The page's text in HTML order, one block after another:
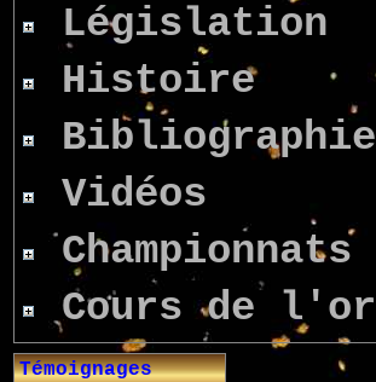
Législation
Histoire
Bibliographie
Vidéos
Championnats
Cours de l'or
Témoignages